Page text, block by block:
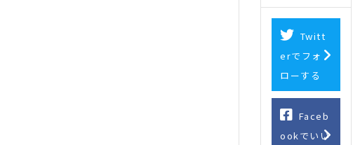
Twitt
erでフォ
ローする
Faceb
ookでいい